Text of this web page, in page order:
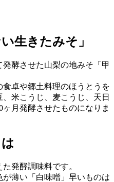
生きたみそ」
酵させた山梨の地みそ「甲
卓や郷土料理のほうとうを
米こうじ、麦こうじ、天日
月発酵させたものになりま
発酵調味料です。
薄い「白味噌」早いものは